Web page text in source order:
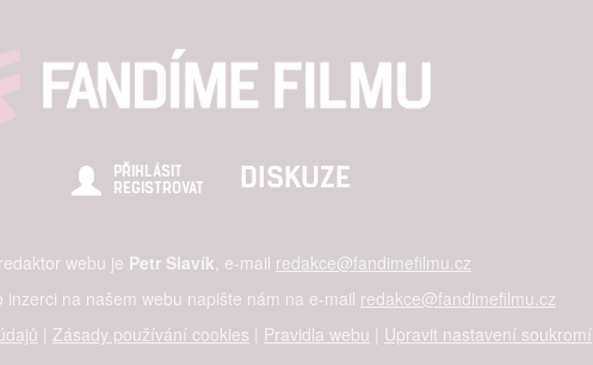
PŘIHLÁSIT
REGISTROVAT
DISKUZE
webu je Petr Slavík , e-mail redakce@fandimefilmu.cz
inzerci na našem webu napište nám na e-mail redakce@fandimefilmu.cz
| Zásady používání cookies | Pravidla webu | Upravit nastavení soukromí
předcházení a zjišťování podvodů a odstraňování chyb,
reklamy a obsahu